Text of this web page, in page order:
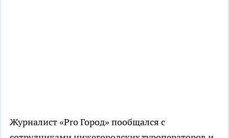
Журналист «Pro Город» пообщался с